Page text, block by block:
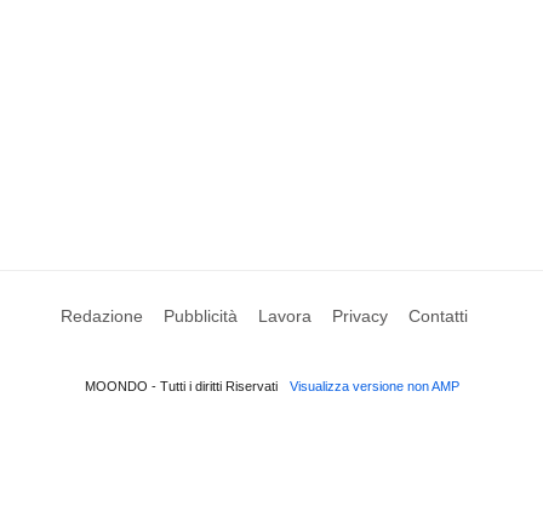
Redazione Pubblicità Lavora Privacy Contatti
MOONDO - Tutti i diritti Riservati Visualizza versione non AMP